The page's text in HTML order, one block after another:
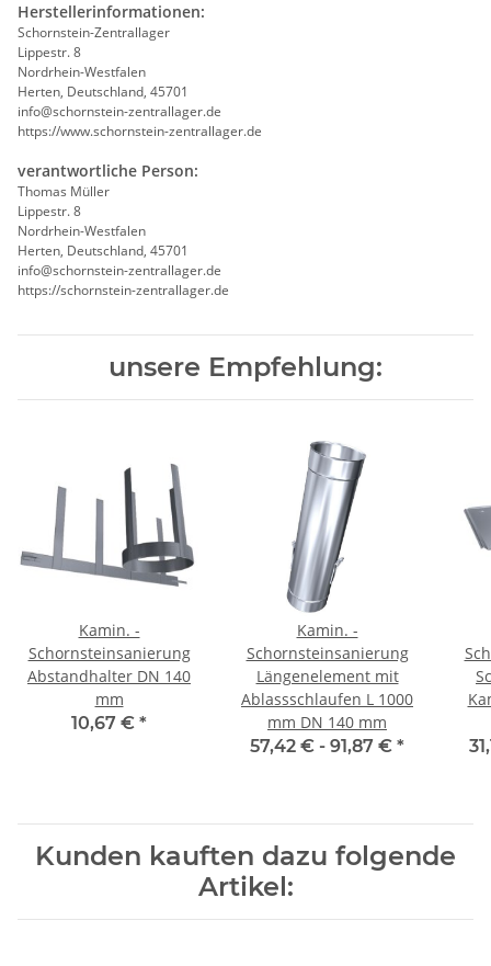
Herstellerinformationen:
Schornstein-Zentrallager
Lippestr. 8
Nordrhein-Westfalen
Herten, Deutschland, 45701
info@schornstein-zentrallager.de
https://www.schornstein-zentrallager.de
verantwortliche Person:
Thomas Müller
Lippestr. 8
Nordrhein-Westfalen
Herten, Deutschland, 45701
info@schornstein-zentrallager.de
https://schornstein-zentrallager.de
unsere Empfehlung:
Kamin. -
Schornsteinsanierung
Abstandhalter DN 140
mm
10,67 € *
Kamin. -
Schornsteinsanierung
Längenelement mit
Ablassschlaufen L 1000
mm DN 140 mm
57,42 € - 91,87 € *
Kunden kauften dazu folgende
Artikel: